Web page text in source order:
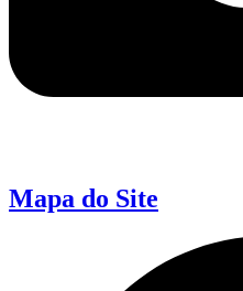
Mapa do Site